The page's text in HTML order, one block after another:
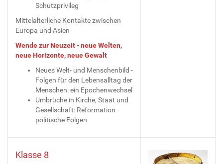
Schutzprivileg
Mittelalterliche Kontakte zwischen
Europa und Asien
Wende zur Neuzeit - neue Welten,
neue Horizonte, neue Gewalt
Neues Welt- und Menschenbild -
Folgen für den Lebensalltag der
Menschen: ein Epochenwechsel
Umbrüche in Kirche, Staat und
Gesellschaft: Reformation -
politische Folgen
Klasse 8